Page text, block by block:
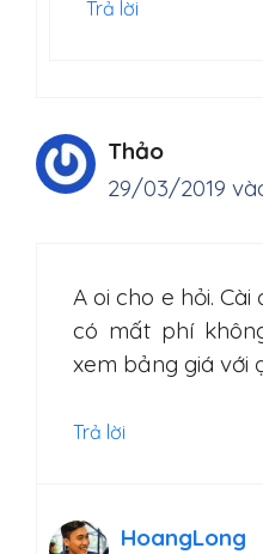
Trả lời
Thảo
29/03/2019
A oi cho e hỏi.
có mất phí
xem bảng giá với
Trả lời
HoangLong